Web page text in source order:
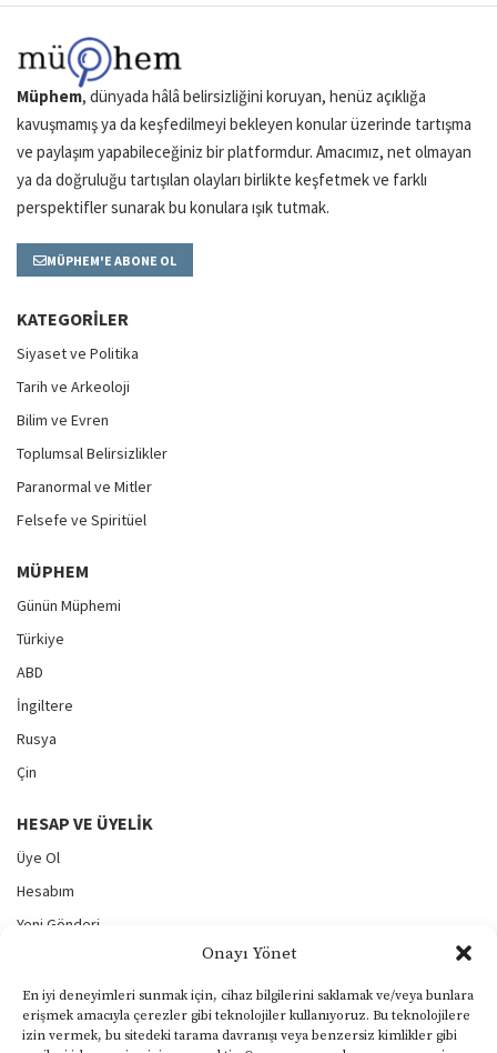
Onayı Yönet
En iyi deneyimleri sunmak için, cihaz bilgilerini saklamak ve/veya bunlara
erişmek amacıyla çerezler gibi teknolojiler kullanıyoruz. Bu teknolojilere
izin vermek, bu sitedeki tarama davranışı veya benzersiz kimlikler gibi
Müphem, dünyada hâlâ belirsizliğini koruyan, henüz açıklığa
kavuşmamış ya da keşfedilmeyi bekleyen konular üzerinde tartışma
ve paylaşım yapabileceğiniz bir platformdur. Amacımız, net olmayan
ya da doğruluğu tartışılan olayları birlikte keşfetmek ve farklı
perspektifler sunarak bu konulara ışık tutmak.
MÜPHEM'E ABONE OL
KATEGORILER
Siyaset ve Politika
Tarih ve Arkeoloji
Bilim ve Evren
Toplumsal Belirsizlikler
Paranormal ve Mitler
Felsefe ve Spiritüel
MÜPHEM
Günün Müphemi
Türkiye
ABD
İngiltere
Rusya
Çin
HESAP VE ÜYELIK
Üye Ol
Hesabım
Yeni Gönderi
Şifremi Unuttum
Çıkış